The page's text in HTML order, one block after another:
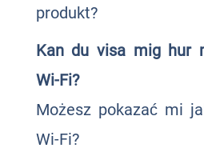
produkt?
Kan du visa mig hur
Wi-Fi?
Możesz pokazać mi
Wi-Fi?